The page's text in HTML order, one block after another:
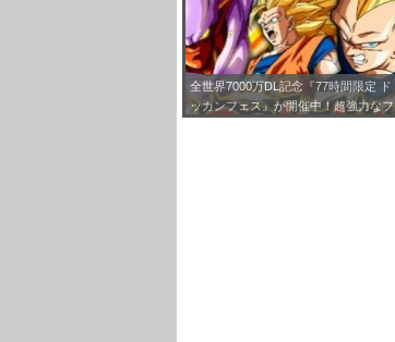
全世界7000万DL記念『77時間限定 ド
ッカンフェス』が開催中！超強力なフ